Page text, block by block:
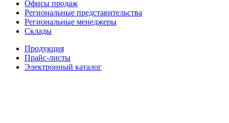
Офисы продаж
Региональные представительства
Региональные менеджеры
Склады
Продукция
Прайс-листы
Электронный каталог